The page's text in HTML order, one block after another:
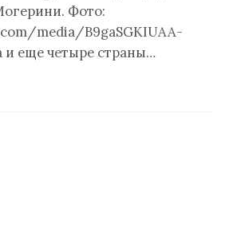
Фото:
media/B9gaSGKIUAA-
и еще четыре страны…